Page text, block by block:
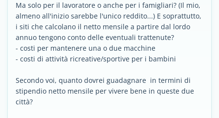
Ma solo per il lavoratore o anche per i famigliari? (Il mio,
almeno all'inizio sarebbe l'unico reddito...) E soprattutto,
i siti che calcolano il netto mensile a partire dal lordo
annuo tengono conto delle eventuali trattenute?
- costi per mantenere una o due macchine
- costi di attività ricreative/sportive per i bambini
Secondo voi, quanto dovrei guadagnare in termini di
stipendio netto mensile per vivere bene in queste due
città?